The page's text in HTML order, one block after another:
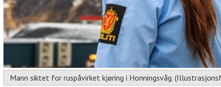
Mann siktet for ruspåvirket kjøring i Honningsvåg.